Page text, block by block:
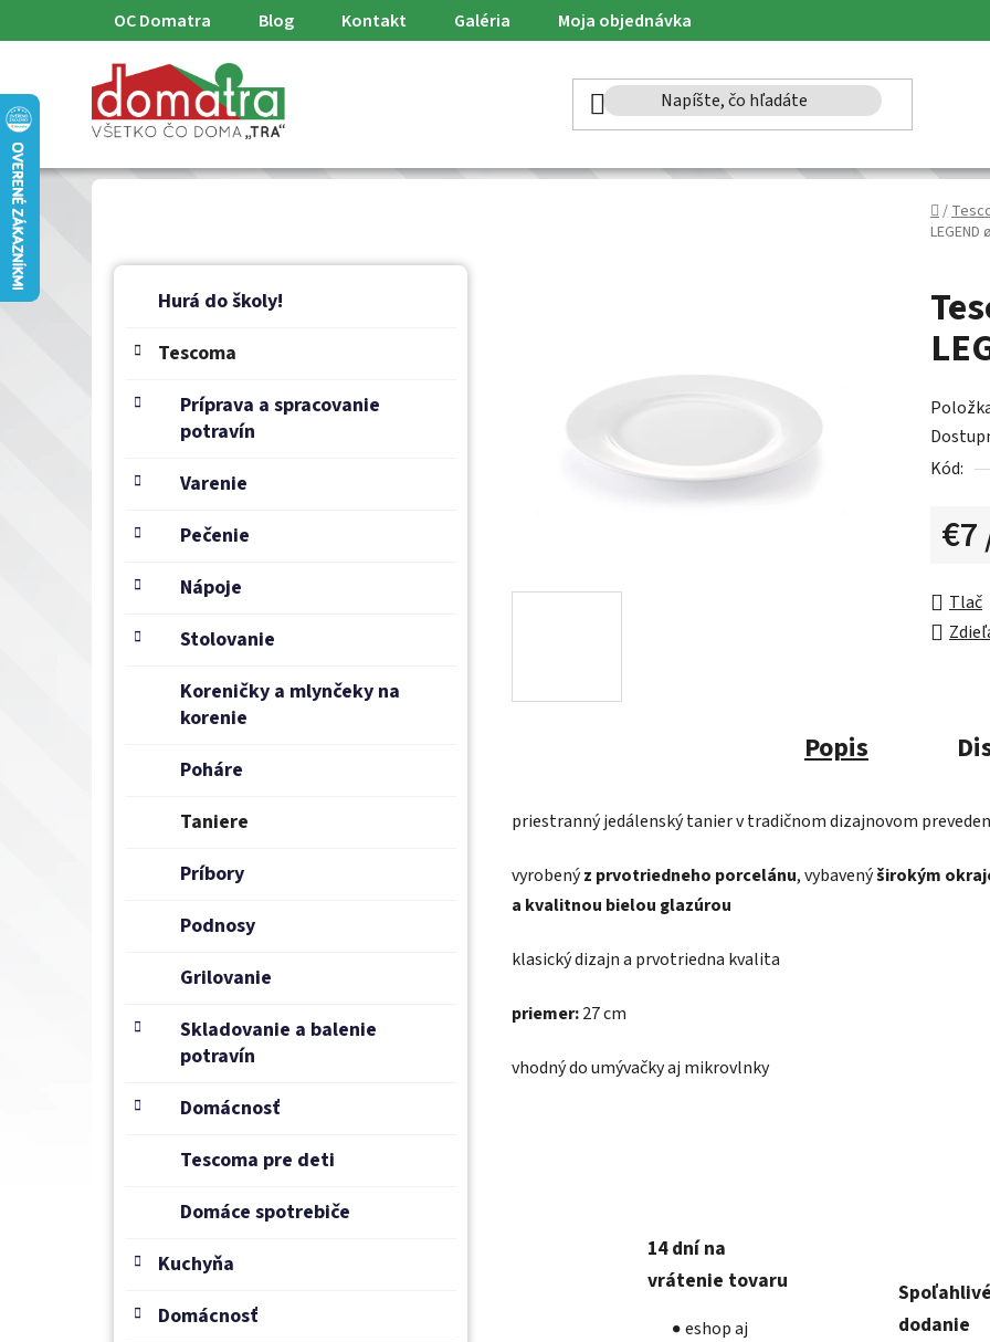
na
OC Domatra Blog Kontakt Galéria Moja objednávka
Domov
/
LEGEND
B
Preskočiť
kategórie
K
Hurá do školy!
Tescoma
Príprava a spracovanie
potravín
Varenie
Pečenie
Nápoje
Stolovanie
Koreničky a mlynčeky na
korenie
Poháre
Taniere
Príbory
Podnosy
Grilovanie
Skladovanie a balenie
potravín
Domácnosť
Tescoma pre deti
Domáce spotrebiče
Kuchyňa
Domácnosť
Kód:
€7
Tlač
Popis
priestranný jedálenský tanier v tradičnom dizajnovom
vyrobenýz prvotriedneho porcelánu, vybavenýširokým
a kvalitnou bielou glazúrou
klasický dizajn a prvotriedna kvalita
priemer:27 cm
vhodný do umývačky aj mikrovlnky
14 dní na
vrátenie tovaru
eshop aj
Spoľahlivé
dodanie